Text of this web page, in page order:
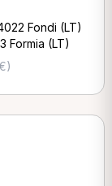
Fondi (LT)
Formia (LT)